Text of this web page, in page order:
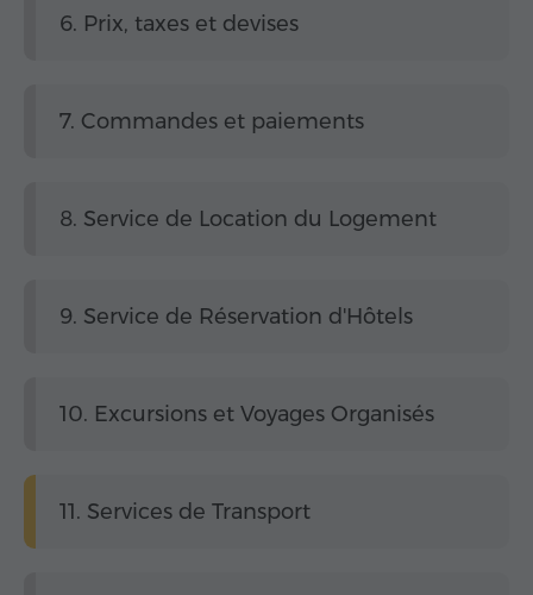
6. Prix, taxes et devises
7. Commandes et paiements
8. Service de Location du Logement
9. Service de Réservation d'Hôtels
10. Excursions et Voyages Organisés
11. Services de Transport